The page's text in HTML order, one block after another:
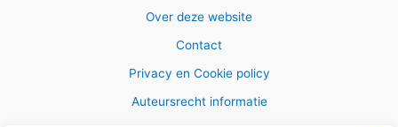
Over deze website
Contact
Privacy en Cookie policy
Auteursrecht informatie